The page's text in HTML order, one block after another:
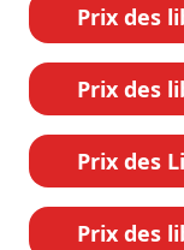
Prix des
Prix des
Prix des
Prix des